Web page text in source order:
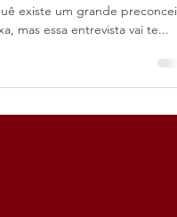
SUSTOS
capa" Optei por